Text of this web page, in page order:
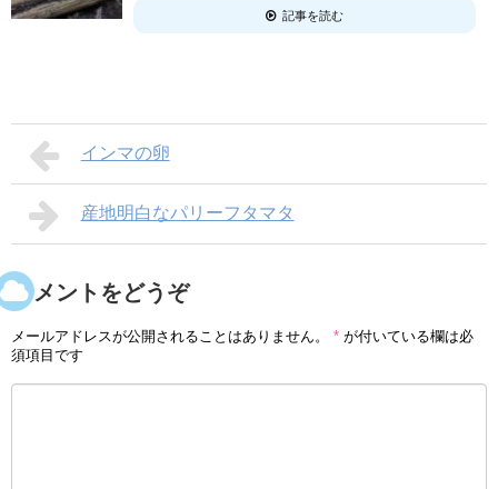
記事を読む
インマの卵
産地明白なパリーフタマタ
コメントをどうぞ
メールアドレスが公開されることはありません。 * が付いている欄は必
須項目です